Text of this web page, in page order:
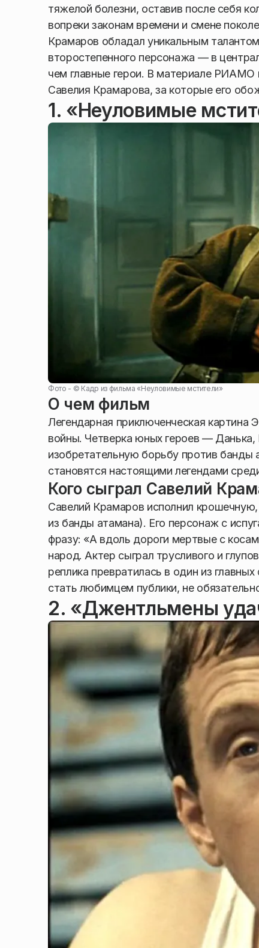
тяжелой болезни, оставив после себя
вопреки законам времени и смене
Крамаров обладал уникальным
второстепенного персонажа — в
чем главные герои. В материале
Савелия Крамарова, за которые его
1. «Неуловимые
Фото - © Кадр из фильма «Неуловимые мстители»
О чем фильм
Легендарная приключенческая
войны. Четверка юных героев —
изобретательную борьбу против
становятся настоящими легендами
Кого сыграл Савелий
Савелий Крамаров исполнил
из банды атамана). Его персонаж с
фразу: «А вдоль дороги мертвые с
народ. Актер сыграл трусливого и
реплика превратилась в один из
стать любимцем публики, не
2. «Джентльмены